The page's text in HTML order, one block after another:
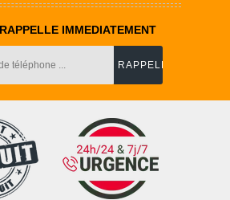
IMMEDIATEMENT